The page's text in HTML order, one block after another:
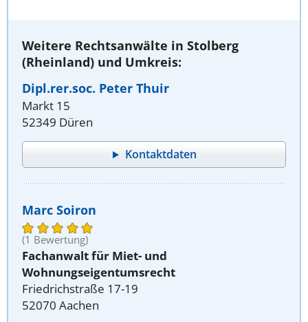
Weitere Rechtsanwälte in Stolberg
(Rheinland) und Umkreis:
Dipl.rer.soc. Peter Thuir
Markt 15
52349 Düren
Kontaktdaten
Marc Soiron
(1 Bewertung)
Fachanwalt für Miet- und
Wohnungseigentumsrecht
Friedrichstraße 17-19
52070 Aachen